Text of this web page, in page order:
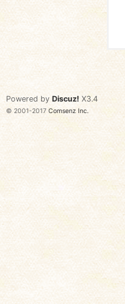
Powered by Discuz! X3.4
© 2001-2017 Comsenz Inc.